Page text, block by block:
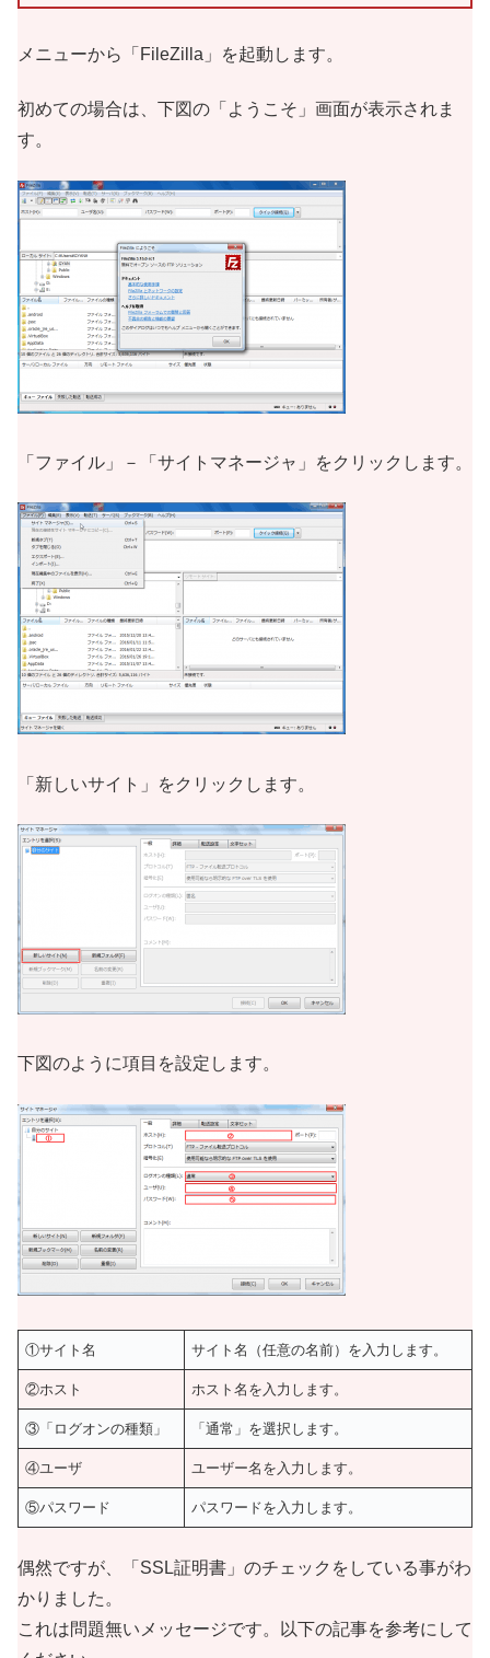
メニューから「FileZilla」を起動します。
初めての場合は、下図の「ようこそ」画面が表示されま
す。
「ファイル」－「サイトマネージャ」をクリックします。
「新しいサイト」をクリックします。
下図のように項目を設定します。
①サイト名 サイト名（任意の名前）を入力します。
②ホスト ホスト名を入力します。
③「ログオンの種類」 「通常」を選択します。
④ユーザ ユーザー名を入力します。
⑤パスワード パスワードを入力します。
偶然ですが、「SSL証明書」のチェックをしている事がわ
かりました。
これは問題無いメッセージです。以下の記事を参考にして